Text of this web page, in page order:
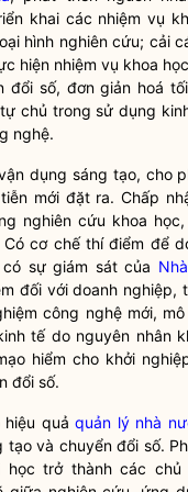
khai các nhiệm vụ
hình nghiên cứu; cải
hiện nhiệm vụ khoa
đổi số, đơn giản hoá
chủ trong sử dụng
nghệ.
dụng sáng tạo, cho
mới đặt ra. Chấp
nghiên cứu khoa học,
cơ chế thí điểm để
sự giám sát của
đối với doanh nghiệp,
công nghệ mới,
tế do nguyên nhân
hiểm cho khởi
đổi số.
quả quản lý nhà
tạo và chuyển đổi số.
học trở thành các chủ